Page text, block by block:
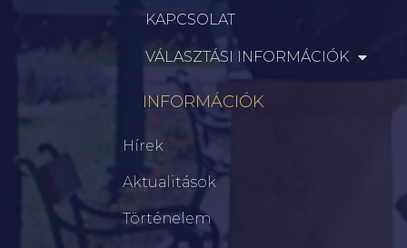
KAPCSOLAT
VÁLASZTÁSI INFORMÁCIÓK
INFORMÁCIÓK
Hírek
Aktualitások
Történelem